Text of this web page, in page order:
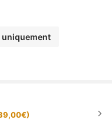
uniquement